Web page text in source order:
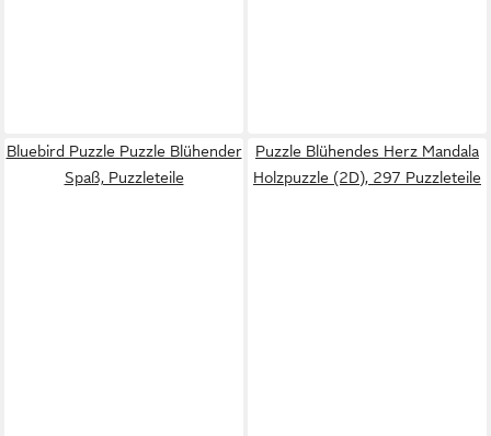
Bluebird Puzzle Puzzle Blühender
Spaß, Puzzleteile
Puzzle Blühendes Herz Mandala
Holzpuzzle (2D), 297 Puzzleteile